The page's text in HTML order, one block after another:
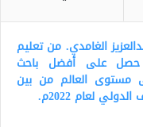
الغامدي. من تعليم
حصل على أفضل باحث
العالم من بين